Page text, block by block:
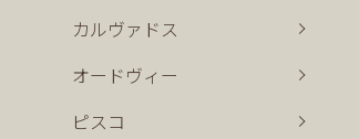
カルヴァドス
オードヴィー
ピスコ